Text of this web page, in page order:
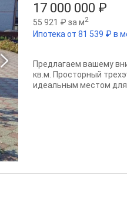
17 000 000 ₽
55 921 ₽ за м2
Ипотека от 81 539 ₽ в
Предлагаем вашему
кв.м. Просторный
идеальным местом для